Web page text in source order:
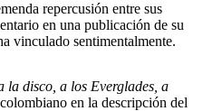
repercusión entre sus
en una publicación de su
vinculado sentimentalmente.
la disco, a los Everglades, a
en la descripción del